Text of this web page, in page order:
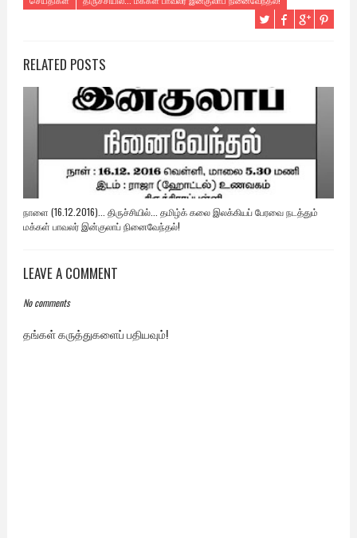
RELATED POSTS
நாளை (16.12.2016)... திருச்சியில்... தமிழ்க் கலை இலக்கியப் பேரவை நடத்தும்
மக்கள் பாவலர் இன்குலாப் நினைவேந்தல்!
LEAVE A COMMENT
No comments
தங்கள் கருத்துகளைப் பதியவும்!